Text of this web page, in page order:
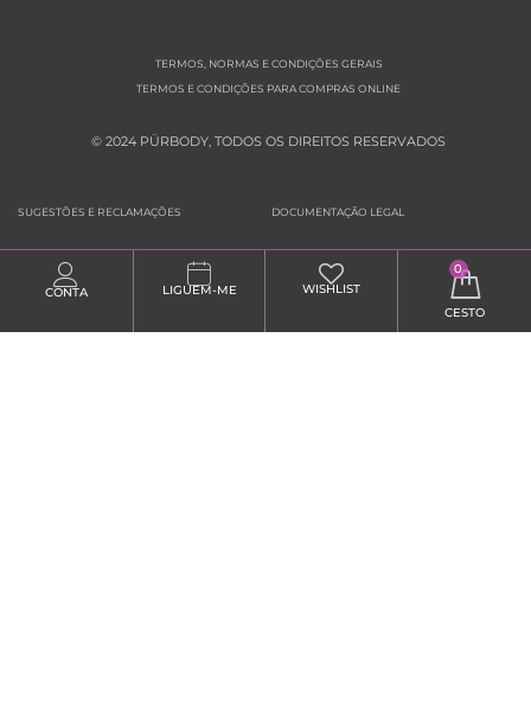
TERMOS, NORMAS E CONDIÇÕES GERAIS
TERMOS E CONDIÇÕES PARA COMPRAS ONLINE
© 2024 PÜRBODY, TODOS OS DIREITOS RESERVADOS
SUGESTÕES E RECLAMAÇÕES DOCUMENTAÇÃO LEGAL
CONTA LIGUEM-ME WISHLIST
0
CESTO